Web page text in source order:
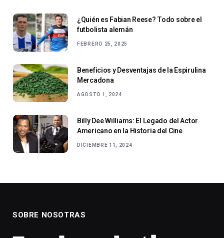
¿Quién es Fabian Reese? Todo sobre el
futbolista alemán
FEBRERO 25, 2025
Beneficios y Desventajas de la Espirulina
Mercadona
AGOSTO 1, 2024
Billy Dee Williams: El Legado del Actor
Americano en la Historia del Cine
DICIEMBRE 11, 2024
SOBRE NOSOTRAS